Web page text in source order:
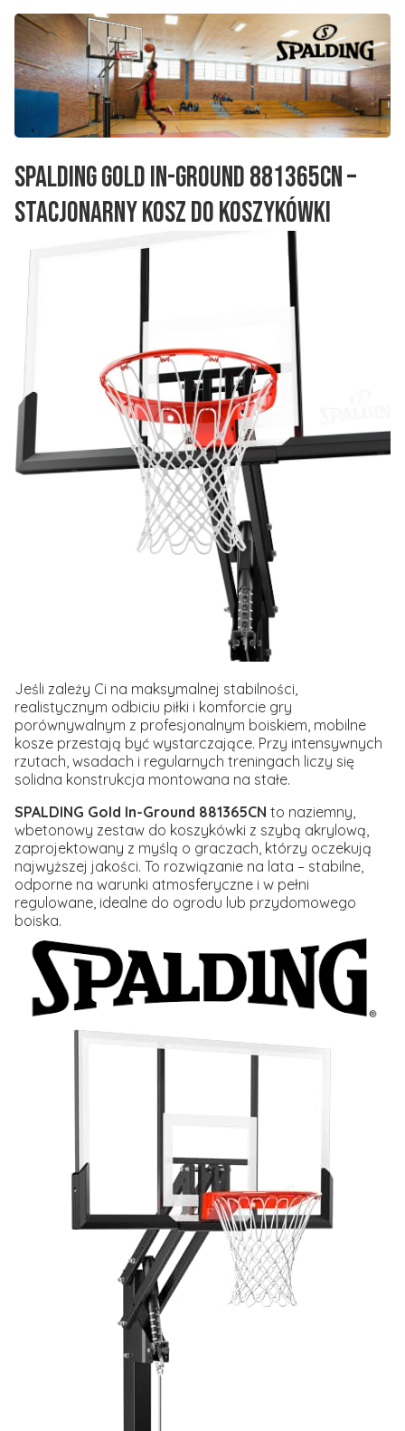
SPALDING Gold In-Ground 881365CN –
stacjonarny kosz do koszykówki
Jeśli zależy Ci na maksymalnej stabilności,
realistycznym odbiciu piłki i komforcie gry
porównywalnym z profesjonalnym boiskiem, mobilne
kosze przestają być wystarczające. Przy intensywnych
rzutach, wsadach i regularnych treningach liczy się
solidna konstrukcja montowana na stałe.
SPALDING Gold In-Ground 881365CN to naziemny,
wbetonowy zestaw do koszykówki z szybą akrylową,
zaprojektowany z myślą o graczach, którzy oczekują
najwyższej jakości. To rozwiązanie na lata – stabilne,
odporne na warunki atmosferyczne i w pełni
regulowane, idealne do ogrodu lub przydomowego
boiska.